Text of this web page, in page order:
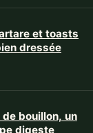
et toasts
dressée
bouillon, un
digeste